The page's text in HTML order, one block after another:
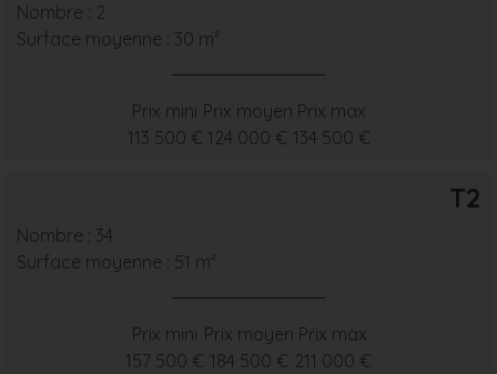
Nombre : 2
Surface moyenne : 30 m²
Prix mini
113 500 €
Prix moyen
124 000 €
Prix max
134 500 €
T2
Nombre : 34
Surface moyenne : 51 m²
Prix mini
157 500 €
Prix moyen
184 500 €
Prix max
211 000 €